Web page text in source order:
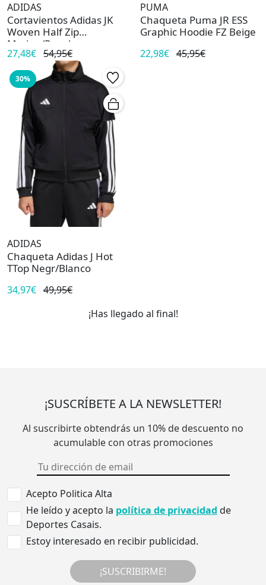
ADIDAS
Cortavientos Adidas JK
Woven Half Zip
Marino/Royal
27,48€ 54,95€
PUMA
Chaqueta Puma JR ESS
Graphic Hoodie FZ Beige
22,98€ 45,95€
30%
ADIDAS
Chaqueta Adidas J Hot
TTop Negr/Blanco
34,97€ 49,95€
¡Has llegado al final!
¡SUSCRÍBETE A LA NEWSLETTER!
Al suscribirte obtendrás un 10% de descuento no
acumulable con otras promociones
Acepto Politica Alta
He leído y acepto la política de privacidad de
Deportes Casais.
Estoy interesado en recibir publicidad.
¡SUSCRIBIRME!